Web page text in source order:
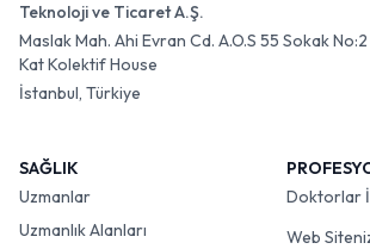
Teknoloji ve Ticaret A.Ş.
Maslak Mah. Ahi Evran Cd. A.O.S 55 Sokak
Kat Kolektif House
İstanbul, Türkiye
SAĞLIK
Uzmanlar
Uzmanlık Alanları
Doktorlar
Web